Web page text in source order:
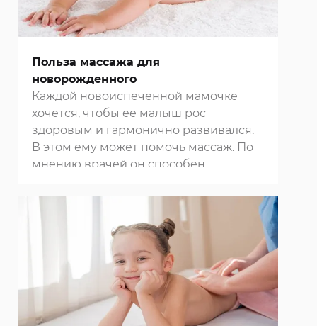
Польза массажа для
новорожденного
Каждой новоиспеченной мамочке
хочется, чтобы ее малыш рос
здоровым и гармонично развивался.
В этом ему может помочь массаж. По
мнению врачей он способен
различные патологии, а также
уберечь ребенка от ряда
заболеваний. Он способствует
улучшению интеллекта и усилению
иммунитета.